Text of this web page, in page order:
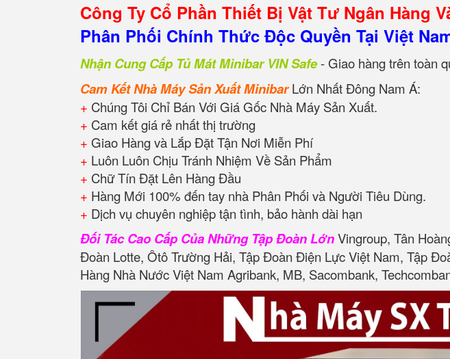
Công Ty Cổ Phần Thiết Bị Vật Tư Ngân Hàng
Phân Phối Chính Thức Độc Quyền Tại Việt
Nhận Cung Cấp Tủ Mát Minibar VIN Safe- Giao hàng trên toàn
Cam Kết Nhà Máy Sản Xuất MinibarLớn Nhất Đông Nam Á:
+ Chúng Tôi Chỉ Bán Với Giá Gốc Nhà Máy Sản Xuất.
+ Cam kết giá rẻ nhất thị trường
+ Giao Hàng và Lắp Đặt Tận Nơi Miễn Phí
+ Luôn Luôn Chịu Tránh Nhiệm Về Sản Phẩm
+ Chữ Tín Đặt Lên Hàng Đầu
+ Hàng Mới 100% đến tay nhà Phân Phối và Người Tiêu Dùng.
+ Dịch vụ chuyên nghiệp tận tình, bảo hành dài hạn
Đối Tác Cao Cấp Của Những Tập Đoàn LớnVingroup, Tân
Đoàn Lotte, Ôtô Trường Hải, Tập Đoàn Điện Lực Việt Nam, Tập
Hàng Nhà Nước Việt Nam Agribank, MB, Sacombank,